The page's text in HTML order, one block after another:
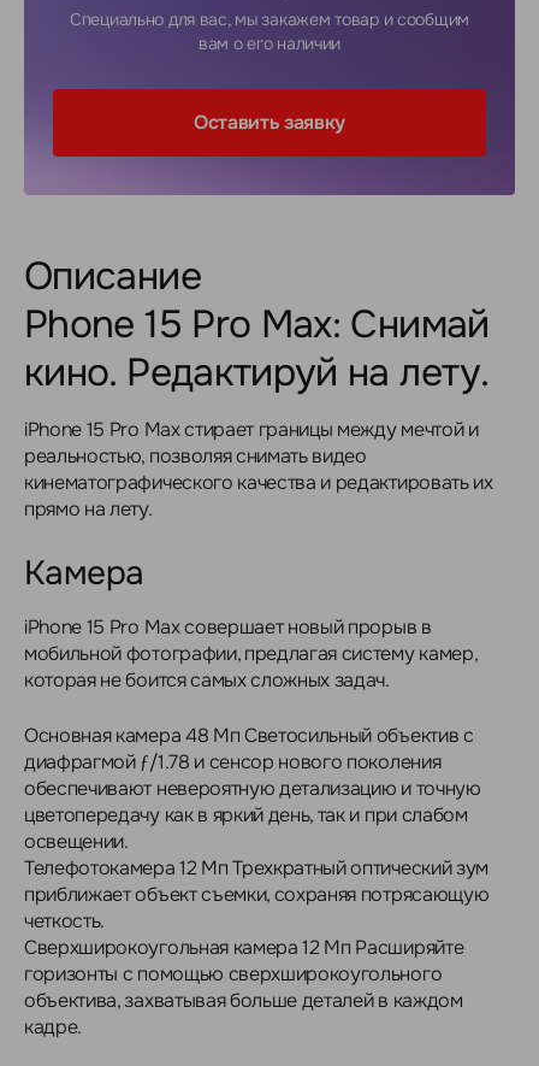
Специально для вас, мы закажем товар и сообщим
вам о его наличии
Оставить заявку
Описание
Phone 15 Pro Max: Снимай
кино. Редактируй на лету.
iPhone 15 Pro Max стирает границы между мечтой и
реальностью, позволяя снимать видео
кинематографического качества и редактировать их
прямо на лету.
Камера
iPhone 15 Pro Max совершает новый прорыв в
мобильной фотографии, предлагая систему камер,
которая не боится самых сложных задач.
Основная камера 48 Мп Светосильный объектив с
диафрагмой ƒ/1.78 и сенсор нового поколения
обеспечивают невероятную детализацию и точную
цветопередачу как в яркий день, так и при слабом
освещении.
Телефотокамера 12 Мп Трехкратный оптический зум
приближает объект съемки, сохраняя потрясающую
четкость.
Сверхширокоугольная камера 12 Мп Расширяйте
горизонты с помощью сверхширокоугольного
объектива, захватывая больше деталей в каждом
кадре.